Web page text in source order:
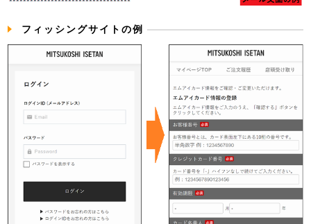
フィッシングサイトの例